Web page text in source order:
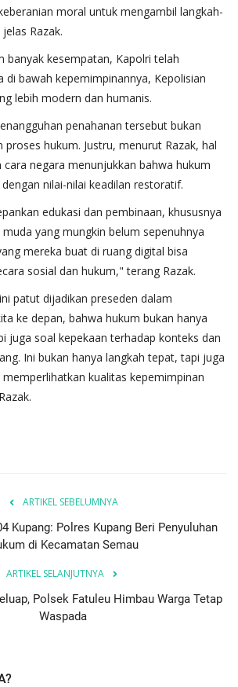
moral untuk mengambil langkah-
Razak.
banyak kesempatan, Kapolri telah
di bawah kepemimpinannya, Kepolisian
lebih modern dan humanis.
penahanan tersebut bukan
hukum. Justru, menurut Razak, hal
negara menunjukkan bahwa hukum
nilai-nilai keadilan restoratif.
edukasi dan pembinaan, khususnya
yang mungkin belum sepenuhnya
mereka buat di ruang digital bisa
sosial dan hukum," terang Razak.
patut dijadikan preseden dalam
ke depan, bahwa hukum bukan hanya
juga soal kepekaan terhadap konteks dan
Ini bukan hanya langkah tepat, tapi juga
kualitas kepemimpinan
ARTIKEL SEBELUMNYA
Kupang: Polres Kupang Beri Penyuluhan
di Kecamatan Semau
ARTIKEL SELANJUTNYA
Polsek Fatuleu Himbau Warga Tetap
Waspada